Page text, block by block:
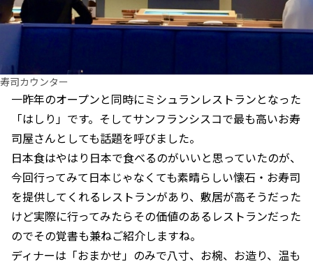
寿司カウンター
一昨年のオープンと同時にミシュランレストランとなった
「はしり」です。そしてサンフランシスコで最も高いお寿
司屋さんとしても話題を呼びました。
日本食はやはり日本で食べるのがいいと思っていたのが、
今回行ってみて日本じゃなくても素晴らしい懐石・お寿司
を提供してくれるレストランがあり、敷居が高そうだった
けど実際に行ってみたらその価値のあるレストランだった
のでその覚書も兼ねご紹介しますね。
ディナーは「おまかせ」のみで八寸、お椀、お造り、温も